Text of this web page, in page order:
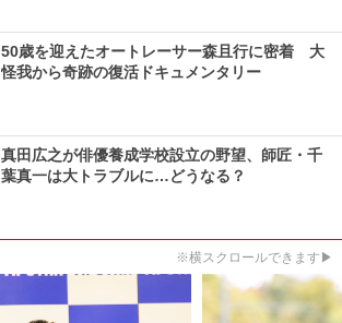
50歳を迎えたオートレーサー森且行に密着 大
怪我から奇跡の復活ドキュメンタリー
真田広之が俳優養成学校設立の野望、師匠・千
葉真一は大トラブルに…どうなる？
※横スクロールできます▶